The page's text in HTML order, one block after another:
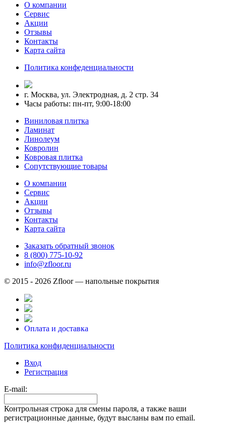
О компании
Сервис
Акции
Отзывы
Контакты
Карта сайта
Политика конфеденциальности
г. Москва, ул. Электродная, д. 2 стр. 34
Часы работы: пн-пт, 9:00-18:00
Виниловая плитка
Ламинат
Линолеум
Ковролин
Ковровая плитка
Сопутствующие товары
О компании
Сервис
Акции
Отзывы
Контакты
Карта сайта
Заказать обратный звонок
8 (800) 775-10-92
info@zfloor.ru
© 2015 - 2026 Zfloor — напольные покрытия
Оплата и доставка
Политика конфиденциальности
Вход
Регистрация
E-mail:
Контрольная строка для смены пароля, а также ваши
регистрационные данные, будут высланы вам по email.